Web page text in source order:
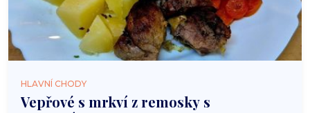
HLAVNÍ CHODY
Vepřové s mrkví z remosky s